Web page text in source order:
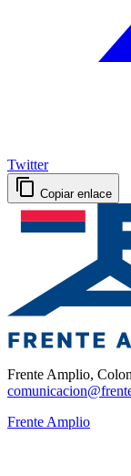
Twitter
Copiar enlace
Frente Amplio,
Frente Amplio